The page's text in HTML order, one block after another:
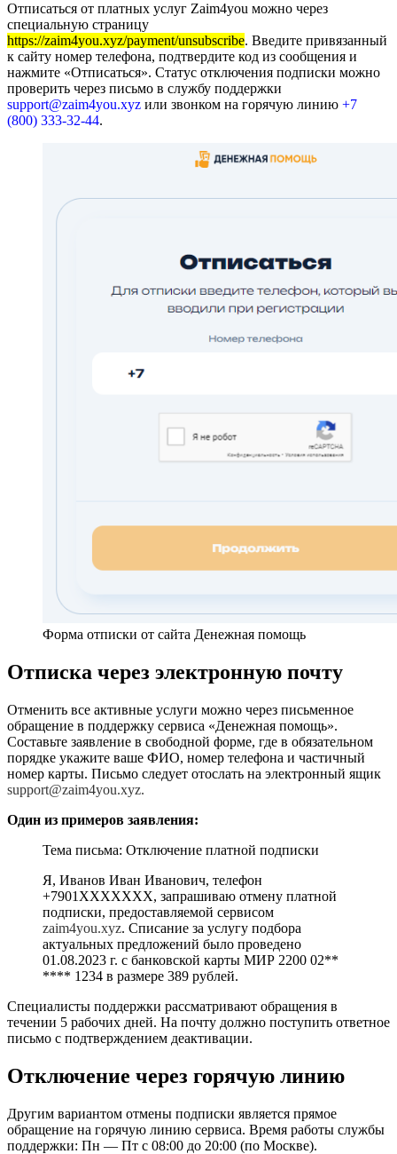
Отписаться от платных услуг Zaim4you можно через
специальную страницу
https://zaim4you.xyz/payment/unsubscribe. Введите привязанный
к сайту номер телефона, подтвердите код из сообщения и
нажмите «Отписаться». Статус отключения подписки можно
проверить через письмо в службу поддержки
support@zaim4you.xyz или звонком на горячую линию +7
(800) 333-32-44.
Форма отписки от сайта Денежная помощь
Отписка через электронную почту
Отменить все активные услуги можно через письменное
обращение в поддержку сервиса «Денежная помощь».
Составьте заявление в свободной форме, где в обязательном
порядке укажите ваше ФИО, номер телефона и частичный
номер карты. Письмо следует отослать на электронный ящик
support@zaim4you.xyz.
Один из примеров заявления:
Тема письма: Отключение платной подписки
Я, Иванов Иван Иванович, телефон
+7901ХХХХХХХ, запрашиваю отмену платной
подписки, предоставляемой сервисом
zaim4you.xyz. Списание за услугу подбора
актуальных предложений было проведено
01.08.2023 г. с банковской карты МИР 2200 02**
**** 1234 в размере 389 рублей.
Специалисты поддержки рассматривают обращения в
течении 5 рабочих дней. На почту должно поступить ответное
письмо с подтверждением деактивации.
Отключение через горячую линию
Другим вариантом отмены подписки является прямое
обращение на горячую линию сервиса. Время работы службы
поддержки: Пн — Пт с 08:00 до 20:00 (по Москве).